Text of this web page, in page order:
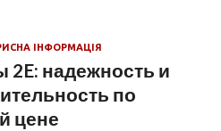
ІНФОРМАЦІЯ
надежность и
по
цене